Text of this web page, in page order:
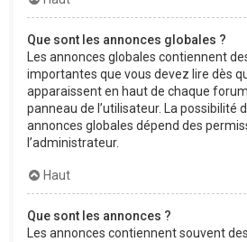
Que sont les annonces globales ?
Les annonces globales contiennent
importantes que vous devez lire dès
apparaissent en haut de chaque
panneau de l’utilisateur. La possibilité
annonces globales dépend des
l’administrateur.
Haut
Que sont les annonces ?
Les annonces contiennent souvent